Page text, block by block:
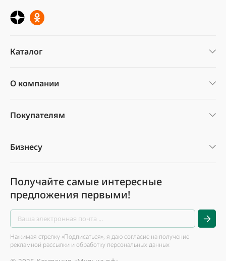
Каталог
О компании
Покупателям
Бизнесу
Получайте самые интересные
предложения первыми!
Нажимая стрелку «Подписаться», я даю согласие на получение
рекламной рассылки и обработку персональных данных